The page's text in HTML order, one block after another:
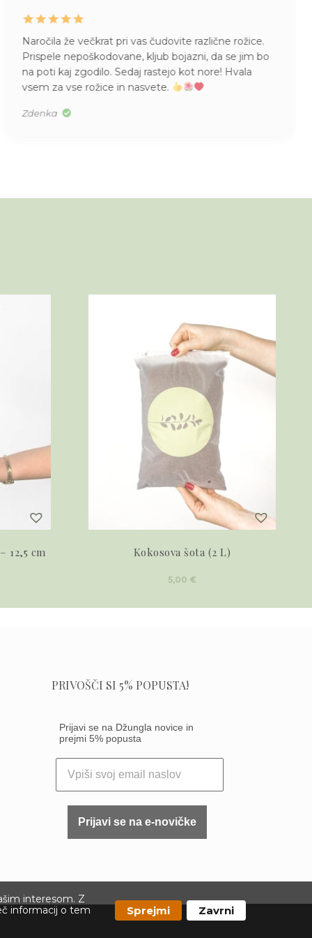
interesom. Z
informacij o tem
Sprejmi Zavrni
Naročila že večkrat pri vas čudovite različne rožice.
Prispele nepoškodovane, kljub bojazni, da se jim bo
na poti kaj zgodilo. Sedaj rastejo kot nore! Hvala
vsem za vse rožice in nasvete.
Zdenka
12,5 cm Kokosova šota (2 L)
5,00 €
PRIVOŠČI SI 5% POPUSTA!
Prijavi se na Džungla novice in
prejmi 5% popusta
Prijavi se na e-novičke